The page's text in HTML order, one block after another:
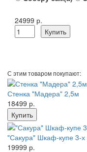
24999 р.
С этим товаром покупают:
Стенка "Мадера" 2,5м
18499 р.
"Сакура" Шкаф-купе 3-
19999 р.